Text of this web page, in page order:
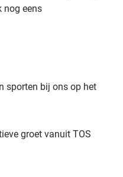
nog eens
sporten bij ons op het
groet vanuit TOS